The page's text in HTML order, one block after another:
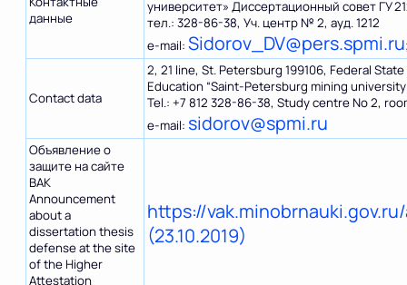
данные
университет» Диссертационный совет ГУ
тел.: 328-86-38, Уч. центр № 2, ауд. 1212
е-mail:Sidorov_DV@pers.spmi.ru
Contact data
2, 21 line, St. Petersburg 199106, Federal
Education “Saint-Petersburg mining
Tel.: +7 812 328-86-38, Study centre No 2,
е-mail: sidorov@spmi.ru
Объявление о
защите на сайте
ВАК
Announcement
about a
dissertation thesis
defense at the site
of the Higher
Attestation
https://
(23.10.2019)